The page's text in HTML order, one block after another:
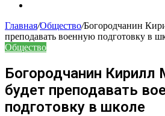
Главная/Общество/Богородчанин
преподавать военную подготовку в
Общество
Богородчанин
будет преподавать
подготовку в школе